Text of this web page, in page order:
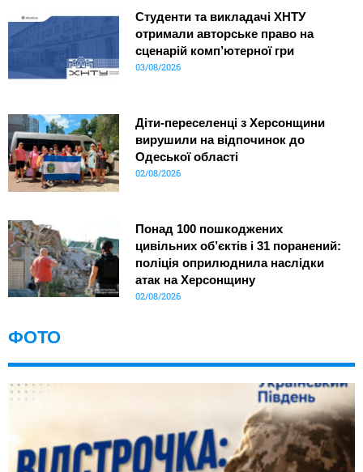
Студенти та викладачі ХНТУ
отримали авторське право на
сценарій комп’ютерної гри
03/08/2026
Діти-переселенці з Херсонщини
вирушили на відпочинок до
Одеської області
02/08/2026
Понад 100 пошкоджених
цивільних об’єктів і 31 поранений:
поліція оприлюднила наслідки
атак на Херсонщину
02/08/2026
ФОТО